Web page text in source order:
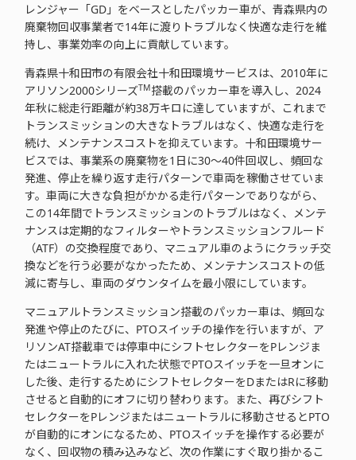
レンジャー「GD」をベースとしたパッカー車が、青森県内の
廃棄物回収事業者で14年に渡りトラブルなく快適な走行を維
持し、事業効率の向上に貢献しています。
青森県十和田市の有限会社十和田環境サービスは、2010年に
アリソン2000シリーズTM搭載のパッカー車を導入し、2024
年秋に総走行距離が約38万キロに達していますが、これまで
トランスミッションの大きなトラブルはなく、快適な走行を
続け、メンテナンスコストを抑えています。十和田環境サー
ビスでは、事業系の廃棄物を1日に30〜40件回収し、頻回な
発進、停止を繰り返す走行パターンで車両を稼働させていま
す。車両に大きな負担がかかる走行パターンでありながら、
この14年間でトランスミッションのトラブルはなく、メンテ
ナンスは定期的なフィルターやトランスミッションフルード
（ATF）の交換程度であり、マニュアル車のようにクラッチ交
換などを行う必要がなかったため、メンテナンスコストの低
減に寄与し、車両のダウンタイムを最小限にしています。
マニュアルトランスミッション搭載のパッカー車は、頻回な
発進や停止のたびに、PTOスイッチの操作を行いますが、ア
リソンAT搭載車では停車中にシフトセレクターをPレンジま
たはニュートラルに入れた状態でPTOスイッチを一旦オンに
した後、走行するためにシフトセレクターをDまたはRに移動
させると自動的にオフに切り替わります。また、再びシフト
セレクターをPレンジまたはニュートラルに移動させるとPTO
が自動的にオンになるため、PTOスイッチを操作する必要が
なく、回収物の積み込みなど、次の作業にすぐ取り掛かるこ